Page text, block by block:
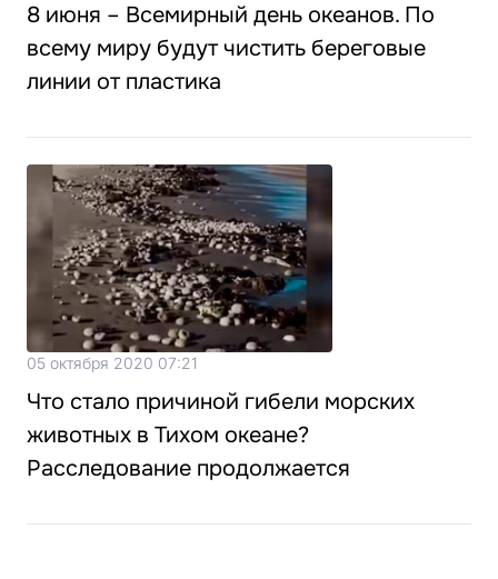
8 июня – Всемирный день океанов. По
всему миру будут чистить береговые
линии от пластика
05 октября 2020 07:21
Что стало причиной гибели морских
животных в Тихом океане?
Расследование продолжается